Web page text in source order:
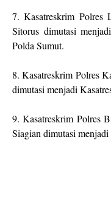
7. Kasatreskrim Polres
Sitorus dimutasi
Polda Sumut.
8. Kasatreskrim Polres
dimutasi menjadi
9. Kasatreskrim Polres
Siagian dimutasi